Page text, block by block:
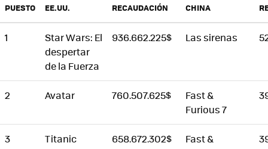
PUESTO EE.UU. RECAUDACIÓN CHINA
1
Star Wars: El
despertar
de la Fuerza
936.662.225$ Las sirenas
2 Avatar 760.507.625$
Fast &
Furious 7
3 Titanic 658.672.302$
Fast &